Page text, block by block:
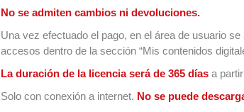
No se admiten cambios ni devoluciones.
Una vez efectuado el pago, en el área de usuario
accesos dentro de la sección “Mis contenidos
La duración de la licencia será de 365 días a
Solo con conexión a internet. No se puede